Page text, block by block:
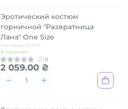
Эротический костюм
горничной "Развратница
Лана" One Size
Код товара: SO3702
В наличии
0
2 059.00 ₴